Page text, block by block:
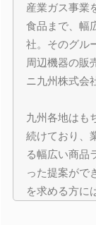
産業ガス事業
食品まで、幅
社。そのグル
周辺機器の販
ニ九州株式会
九州各地はも
続けており、
る幅広い商品
った提案がで
を求める方に